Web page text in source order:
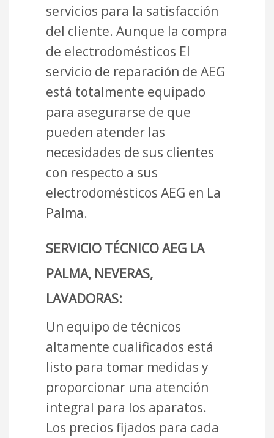
servicios para la satisfacción
del cliente. Aunque la compra
de electrodomésticos El
servicio de reparación de AEG
está totalmente equipado
para asegurarse de que
pueden atender las
necesidades de sus clientes
con respecto a sus
electrodomésticos AEG en La
Palma.
SERVICIO TÉCNICO AEG LA
PALMA, NEVERAS,
LAVADORAS:
Un equipo de técnicos
altamente cualificados está
listo para tomar medidas y
proporcionar una atención
integral para los aparatos.
Los precios fijados para cada